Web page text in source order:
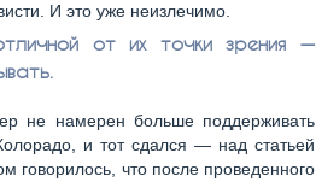
И это уже неизлечимо.
от их точки зрения —
не намерен больше поддерживать
и тот сдался — над статьей
говорилось, что после проведенного